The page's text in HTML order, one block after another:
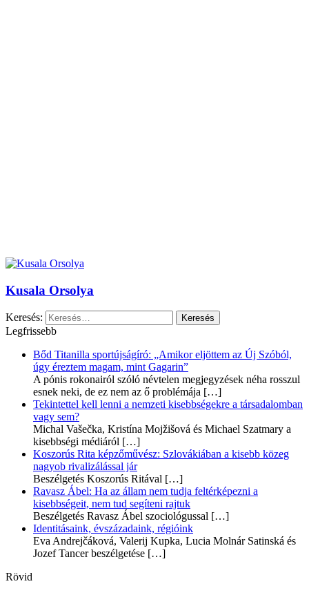
Kusala Orsolya
Keresés:
Legfrissebb
Bőd Titanilla sportújságíró: „Amikor eljöttem az Új Szóból,
úgy éreztem magam, mint Gagarin”
A pónis rokonairól szóló névtelen megjegyzések néha rosszul
esnek neki, de ez nem az ő problémája […]
Tekintettel kell lenni a nemzeti kisebbségekre a társadalomban
vagy sem?
Michal Vašečka, Kristína Mojžišová és Michael Szatmary a
kisebbségi médiáról […]
Koszorús Rita képzőművész: Szlovákiában a kisebb közeg
nagyob rivalizálással jár
Beszélgetés Koszorús Ritával […]
Ravasz Ábel: Ha az állam nem tudja feltérképezni a
kisebbségeit, nem tud segíteni rajtuk
Beszélgetés Ravasz Ábel szociológussal […]
Identitásaink, évszázadaink, régióink
Eva Andrejčáková, Valerij Kupka, Lucia Molnár Satinská és
Jozef Tancer beszélgetése […]
Rövid